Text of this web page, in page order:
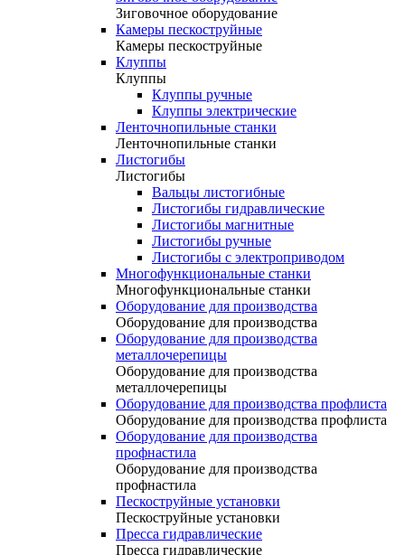
Зиговочное оборудование
Камеры пескоструйные
Камеры пескоструйные
Клуппы
Клуппы
Клуппы ручные
Клуппы электрические
Ленточнопильные станки
Ленточнопильные станки
Листогибы
Листогибы
Вальцы листогибные
Листогибы гидравлические
Листогибы магнитные
Листогибы ручные
Листогибы с электроприводом
Многофункциональные станки
Многофункциональные станки
Оборудование для производства
Оборудование для производства
Оборудование для производства
металлочерепицы
Оборудование для производства
металлочерепицы
Оборудование для производства профлиста
Оборудование для производства профлиста
Оборудование для производства
профнастила
Оборудование для производства
профнастила
Пескоструйные установки
Пескоструйные установки
Пресса гидравлические
Пресса гидравлические